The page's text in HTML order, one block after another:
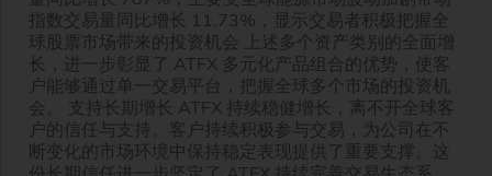
指数交易量同比增长 11.73%，显示交易者积极把握全
球股票市场带来的投资机会 上述多个资产类别的全面增
长，进一步彰显了 ATFX 多元化产品组合的优势，使客
户能够通过单一交易平台，把握全球多个市场的投资机
会。 支持长期增长 ATFX 持续稳健增长，离不开全球客
户的信任与支持。客户持续积极参与交易，为公司在不
断变化的市场环境中保持稳定表现提供了重要支撑。这